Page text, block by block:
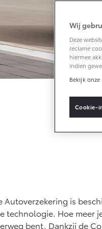
Vanaf € 33.495,-
Toyota C-HR+
BATTERIJ-
ELEKTRISCH
Vanaf € 37.995,-
Autoverzekering is
technologie. Hoe meer
bent. Dankzij de
Wij
Deze
reclame
hiermee
indien
Bekijk onze
Cookie-